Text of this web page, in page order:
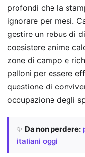
profondi che la
ignorare per mesi.
gestire un rebus di
coesistere anime
zone di campo e
palloni per essere
questione di
occupazione degli
✨ Da non perdere:
italiani oggi